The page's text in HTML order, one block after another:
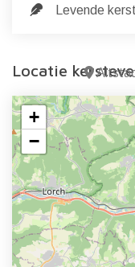
Levende
Locatie
+
−